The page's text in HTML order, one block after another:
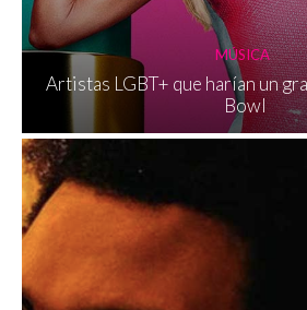
MÚSICA
Artistas LGBT+ que harían un
Bowl